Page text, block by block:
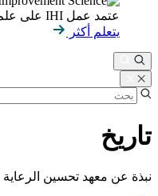
عتمد عمل IHI على علم التحسين
يتعلم أكثر
تاريخ
نبذة عن معهد تحسين الرعاية